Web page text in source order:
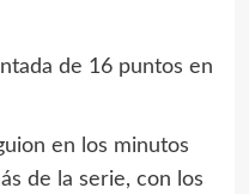
de 16 puntos en
en los minutos
de la serie, con los